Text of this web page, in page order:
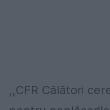
,,CFR Călători